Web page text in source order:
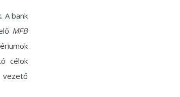
A bank
MFB
célok
vezető